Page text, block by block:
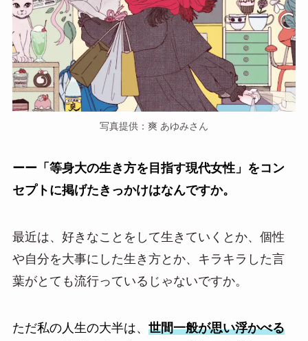
写真提供：爽 あゆみさん
ーー「等身大の生き方を目指す現代女性」をコン
セプトに掲げたきっかけはなんですか。
最近は、好きなことをして生きていくとか、個性
や自分を大事にした生き方とか、キラキラした言
葉がとても流行っているじゃないですか。
ただ私の人生の大半は、 世間一般が思い浮かべる